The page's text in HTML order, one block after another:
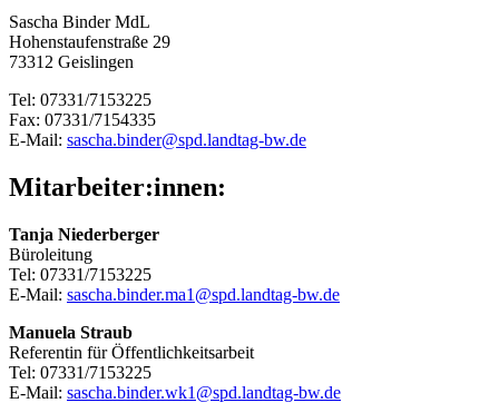
Sascha Binder MdL
Hohenstaufenstraße 29
73312 Geislingen
Tel: 07331/7153225
Fax: 07331/7154335
E-Mail: sascha.binder@spd.landtag-bw.de
Mitarbeiter:innen:
Tanja Niederberger
Büroleitung
Tel: 07331/7153225
E-Mail: sascha.binder.ma1@spd.landtag-bw.de
Manuela Straub
Referentin für Öffentlichkeitsarbeit
Tel: 07331/7153225
E-Mail: sascha.binder.wk1@spd.landtag-bw.de